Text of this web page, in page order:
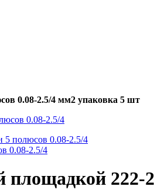
0.08-2.5/4 мм2 упаковка 5 шт
222-